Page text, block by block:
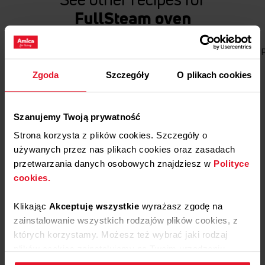
Zgoda Szczegóły O plikach cookies
Szanujemy Twoją prywatność
Strona korzysta z plików cookies. Szczegóły o
używanych przez nas plikach cookies oraz zasadach
przetwarzania danych osobowych znajdziesz w Polityce
cookies.
Klikając Akceptuję wszystkie wyrażasz zgodę na
zainstalowanie wszystkich rodzajów plików cookies, z
których korzystamy. Możesz też wybrać jaki rodzaj
FullSteam oven
Bread Fish
Wheat and rye bread